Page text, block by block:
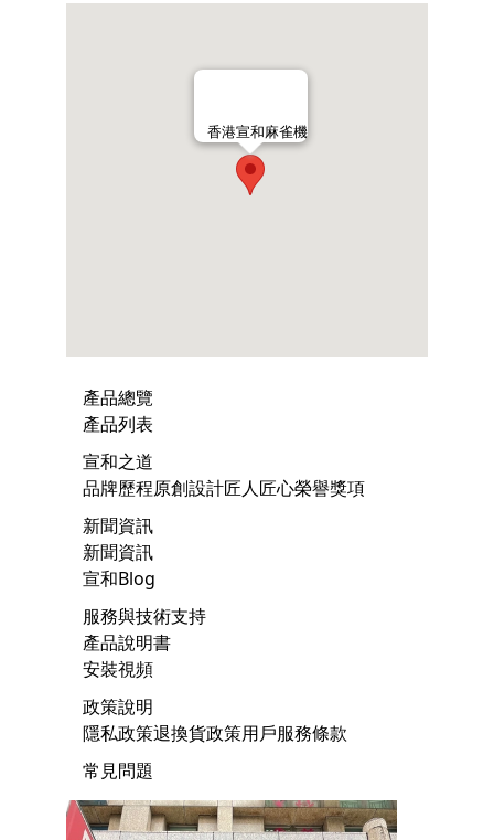
香港宣和麻雀機
產品總覽
產品列表
宣和之道
品牌歷程原創設計匠人匠心榮譽獎項
新聞資訊
新聞資訊
宣和Blog
服務與技術支持
產品說明書
安裝視頻
政策說明
隱私政策退換貨政策用戶服務條款
常見問題